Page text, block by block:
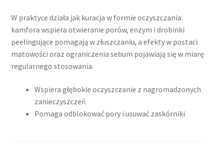
W praktyce działa jak kuracja w formie oczyszczania:
kamfora wspiera otwieranie porów, enzym i drobinki
peelingujące pomagają w złuszczaniu, a efekty w postaci
matowości oraz ograniczenia sebum pojawiają się w miarę
regularnego stosowania.
Wspiera głębokie oczyszczanie z nagromadzonych
zanieczyszczeń
Pomaga odblokować pory i usuwać zaskórniki